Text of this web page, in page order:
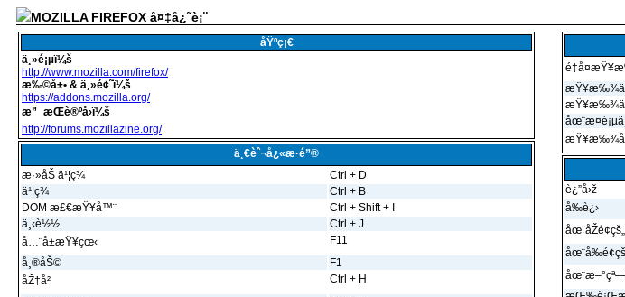
MOZILLA FIREFOX å¤‡å¿˜è¡¨
åŸºç¡€
ä¸»é¡µï¼š
http://www.mozilla.com/firefox/
æ‰©å±• & ä¸»é¢˜ï¼š
https://addons.mozilla.org/
æ”¯æŒè®ºå›ï¼š
http://forums.mozillazine.org/
ä¸€èˆ¬å¿«æ·é”®
æ·»åŠ ä¹¦ç­¾
Ctrl + D
ä¹¦ç­¾
Ctrl + B
DOM æ£€æŸ¥å™¨
Ctrl + Shift + I
ä¸‹è½½
Ctrl + J
å…¨å±æŸ¥çœ‹
F11
å¸®åŠ©
F1
åŽ†å²
Ctrl + H
è¿”å›ž
å‰è¿›